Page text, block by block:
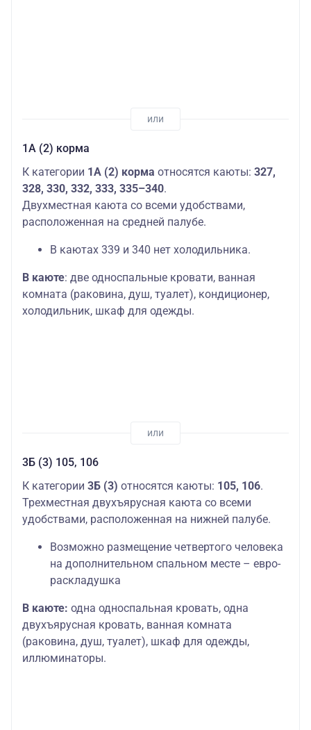
1А (2) корма
К категории 1А (2) корма относятся каюты: 327,
328, 330, 332, 333, 335–340.
Двухместная каюта со всеми удобствами,
расположенная на средней палубе.
В каютах 339 и 340 нет холодильника.
В каюте: две односпальные кровати, ванная
комната (раковина, душ, туалет), кондиционер,
холодильник, шкаф для одежды.
3Б (3) 105, 106
К категории 3Б (3) относятся каюты: 105, 106.
Трехместная двухъярусная каюта со всеми
удобствами, расположенная на нижней палубе.
Возможно размещение четвертого человека
на дополнительном спальном месте – евро-
раскладушка
В каюте: одна односпальная кровать, одна
двухъярусная кровать, ванная комната
(раковина, душ, туалет), шкаф для одежды,
иллюминаторы.